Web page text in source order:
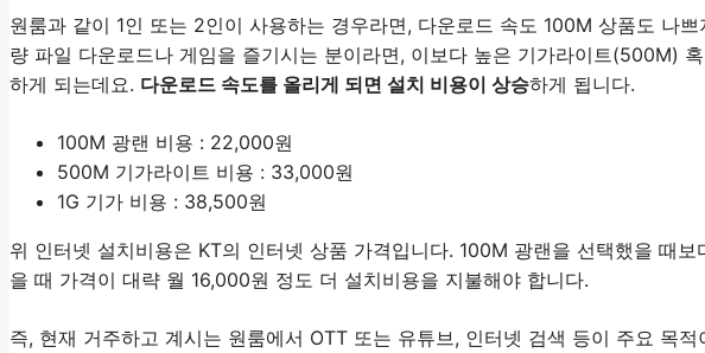
원룸과 같이 1인 또는 2인이 사용하는 경우라면, 다운로드 속도 100M 상품도 나
량 파일 다운로드나 게임을 즐기시는 분이라면, 이보다 높은 기가라이트(500M)
하게 되는데요. 다운로드 속도를 올리게 되면 설치 비용이 상승하게 됩니다.
100M 광랜 비용 : 22,000원
500M 기가라이트 비용 : 33,000원
1G 기가 비용 : 38,500원
위 인터넷 설치비용은 KT의 인터넷 상품 가격입니다. 100M 광랜을 선택했을 때보
을 때 가격이 대략 월 16,000원 정도 더 설치비용을 지불해야 합니다.
즉, 현재 거주하고 계시는 원룸에서 OTT 또는 유튜브, 인터넷 검색 등이 주요 목